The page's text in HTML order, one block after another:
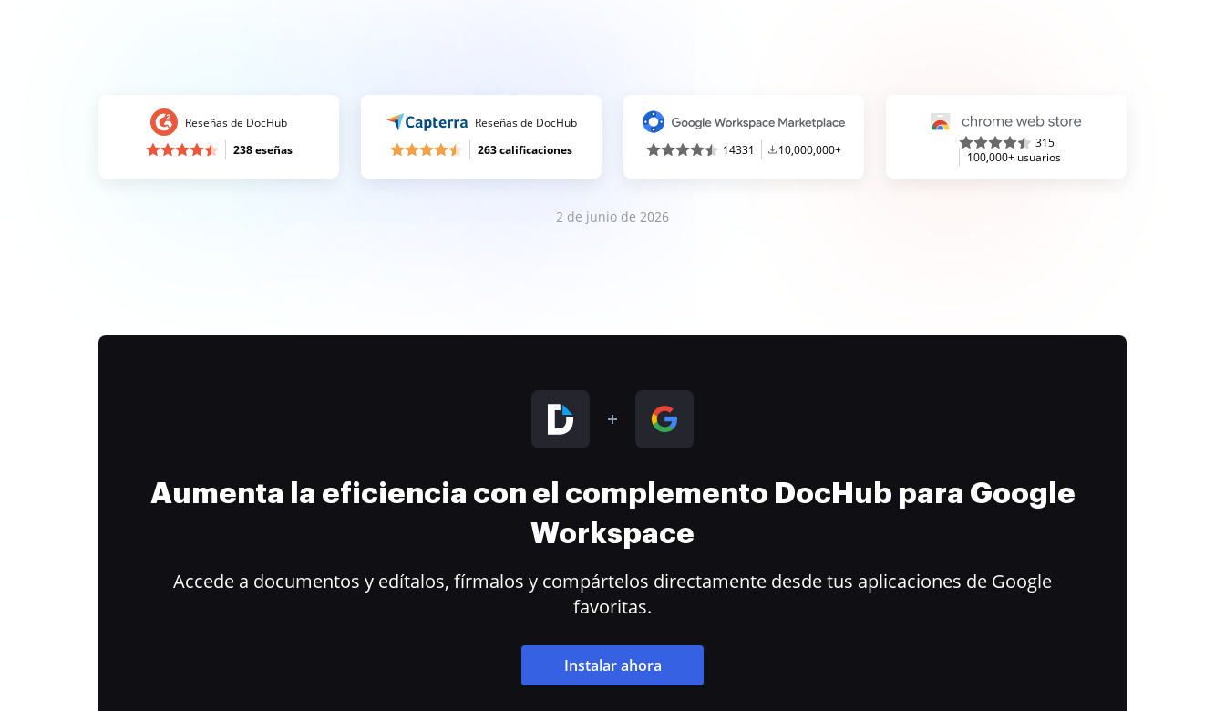
Reseñas de DocHub
238 eseñas
Reseñas de DocHub
263 calificaciones
14331 10,000,000+
315
100,000+ usuarios
2 de junio de 2026
Aumenta la eficiencia con el complemento DocHub para Google
Workspace
Accede a documentos y edítalos, fírmalos y compártelos directamente desde tus aplicaciones de Google
favoritas.
Instalar ahora